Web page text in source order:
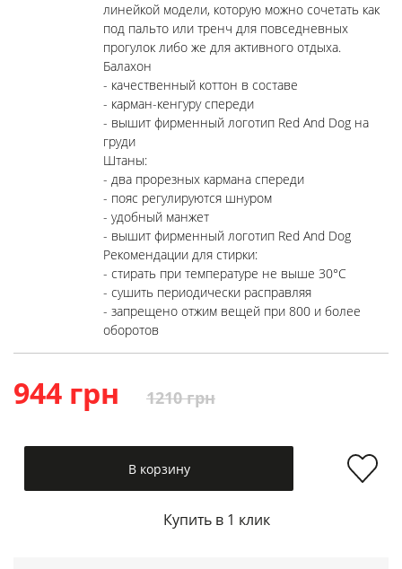
линейкой модели, которую можно сочетать как
под пальто или тренч для повседневных
прогулок либо же для активного отдыха.
Балахон
- качественный коттон в составе
- карман-кенгуру спереди
- вышит фирменный логотип Red And Dog на
груди
Штаны:
- два прорезных кармана спереди
- пояс регулируются шнуром
- удобный манжет
- вышит фирменный логотип Red And Dog
Рекомендации для стирки:
- стирать при температуре не выше 30°C
- сушить периодически расправляя
- запрещено отжим вещей при 800 и более
оборотов
944 грн 1210 грн
В корзину
Купить в 1 клик